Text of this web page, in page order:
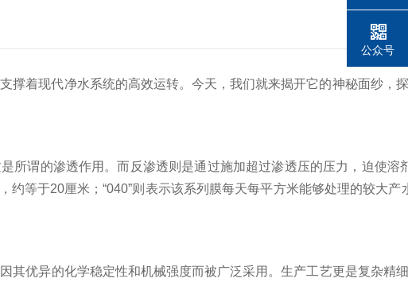
现代净水系统的高效运转。今天，我们就来揭开它的神秘面纱，
谓的渗透作用。而反渗透则是通过施加超过渗透压的压力，迫使溶
等于20厘米；“040”则表示该系列膜每天每平方米能够处理的较大产
优异的化学稳定性和机械强度而被广泛采用。生产工艺更是复杂精
公众号